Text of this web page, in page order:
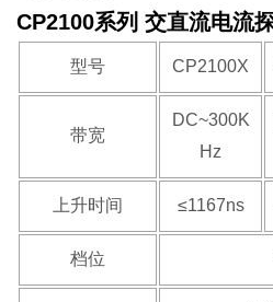
CP2100系列 交直流电流
型号 CP2100X
带宽
DC~300K
Hz
上升时间 ≤1167ns
档位